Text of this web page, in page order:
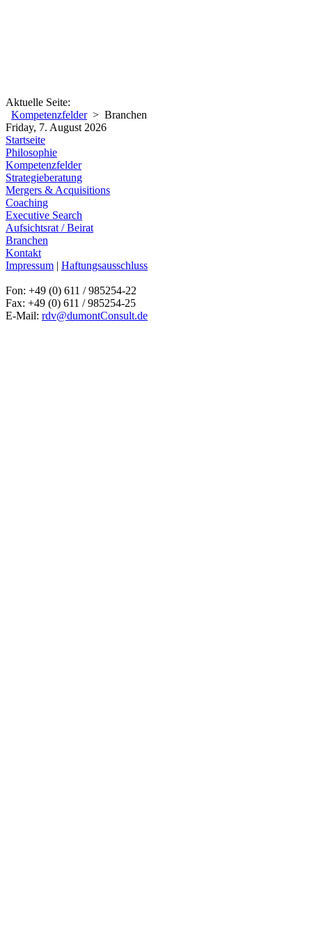
Aktuelle Seite:
Kompetenzfelder> Branchen
Friday, 7. August 2026
Startseite
Philosophie
Kompetenzfelder
Strategieberatung
Mergers & Acquisitions
Coaching
Executive Search
Aufsichtsrat / Beirat
Branchen
Kontakt
Impressum | Haftungsausschluss
Fon: +49 (0) 611 / 985254-22
Fax: +49 (0) 611 / 985254-25
E-Mail: rdv@dumontConsult.de